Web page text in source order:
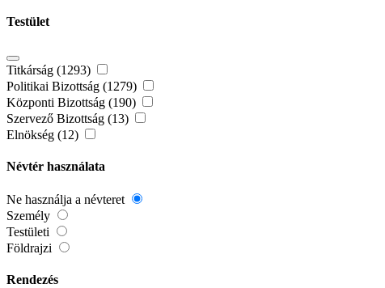
Testület
Titkárság (1293)
Politikai Bizottság (1279)
Központi Bizottság (190)
Szervező Bizottság (13)
Elnökség (12)
Névtér használata
Ne használja a névteret
Személy
Testületi
Földrajzi
Rendezés